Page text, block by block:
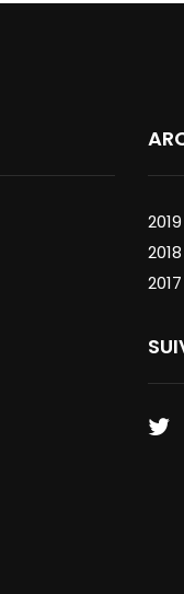
2019
2018
2017